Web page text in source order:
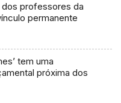
professores da
permanente
tem uma
próxima dos